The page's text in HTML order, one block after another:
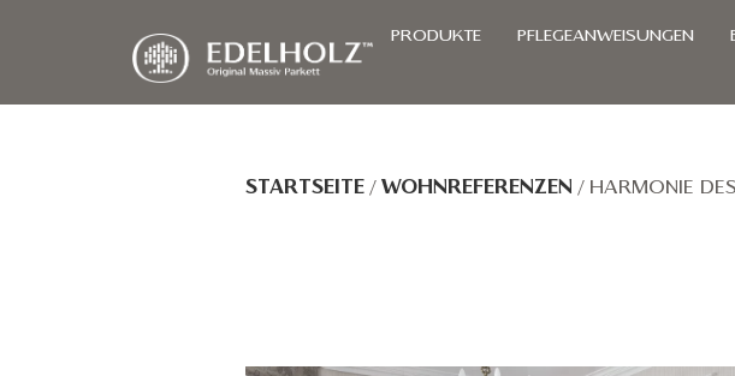
PRODUKTE PFLEGEANWEISUNGEN
STARTSEITE / WOHNREFERENZEN / HARMONIE